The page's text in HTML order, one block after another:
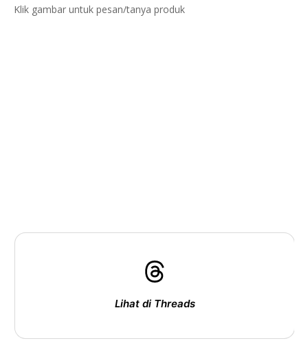
Klik gambar untuk pesan/tanya produk
Lihat di Threads